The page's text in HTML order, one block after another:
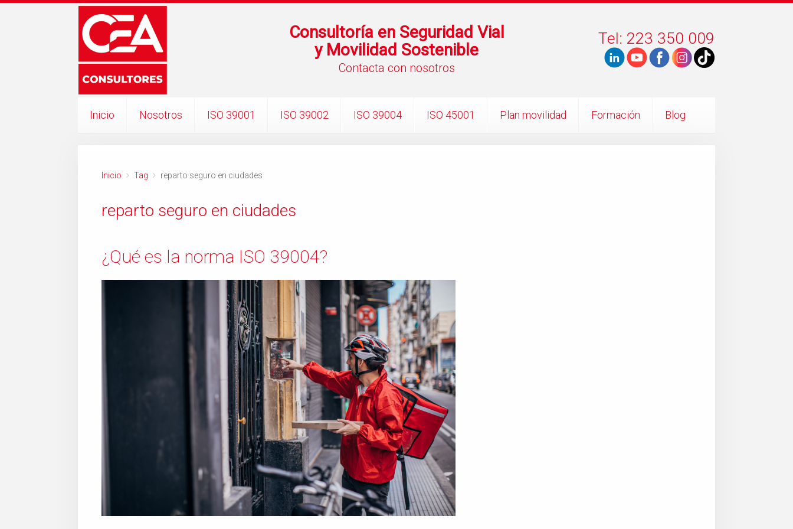
Consultoría en Seguridad Vial
y Movilidad Sostenible
Contacta con nosotros
Tel: 223 350 009
Inicio Nosotros ISO 39001 ISO 39002 ISO 39004 ISO 45001 Plan movilidad Formación Blog
Inicio Tag reparto seguro en ciudades
reparto seguro en ciudades
¿Qué es la norma ISO 39004?